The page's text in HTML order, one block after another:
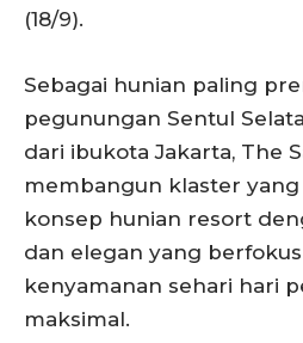
(18/9).
Sebagai hunian paling
pegunungan Sentul
dari ibukota Jakarta, The
membangun klaster
konsep hunian resort
dan elegan yang
kenyamanan sehari hari
maksimal.